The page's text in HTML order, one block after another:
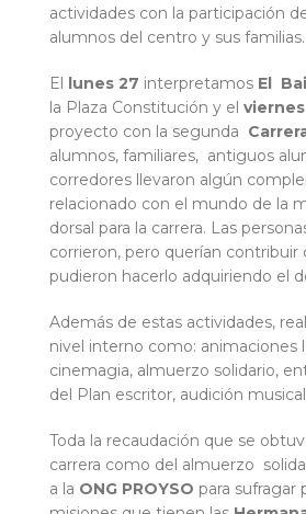
actividades con la participación
alumnos del centro y sus familias.
El lunes 27 interpretamos El
la Plaza Constitución y el viernes
proyecto con la segunda
alumnos, familiares, antiguos
corredores llevaron algún
relacionado con el mundo de la
dorsal para la carrera. Las
corrieron, pero querían contribuir
pudieron hacerlo adquiriendo el
Además de estas actividades,
nivel interno como: animaciones
cinemagia, almuerzo solidario,
del Plan escritor, audición musical
Toda la recaudación que se
carrera como del almuerzo
a la ONG PROYSO para sufragar